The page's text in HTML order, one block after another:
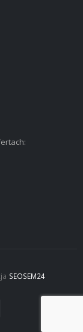
SEOSEM24